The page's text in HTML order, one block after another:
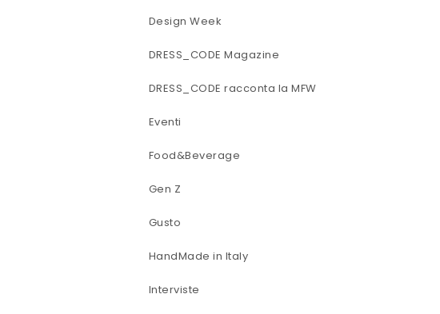
Design Week
DRESS_CODE Magazine
DRESS_CODE racconta la MFW
Eventi
Food&Beverage
Gen Z
Gusto
HandMade in Italy
Interviste